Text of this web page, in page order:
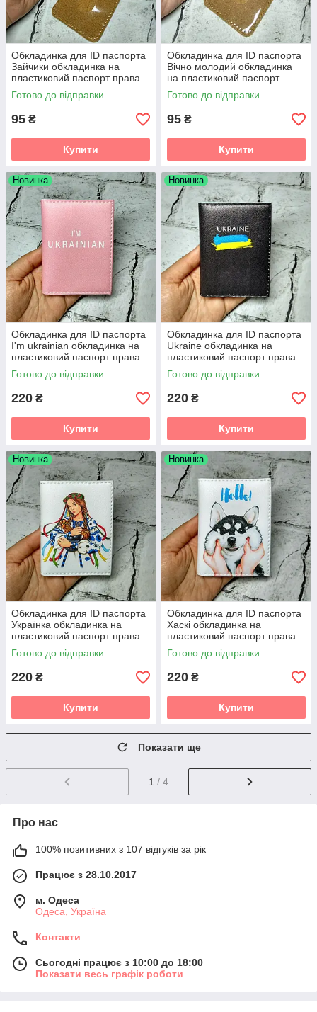
Обкладинка для ID паспорта
Зайчики обкладинка на
пластиковий паспорт права
6,5х9,3 см (E-16)
Готово до відправки
95 ₴
Купити
Обкладинка для ID паспорта
Вічно молодий обкладинка
на пластиковий паспорт
права 6,5х9,3 см (E-03)
Готово до відправки
95 ₴
Купити
Новинка
Обкладинка для ID паспорта
I'm ukrainian обкладинка на
пластиковий паспорт права
Рожева 7,5х10 см (D-112)
Готово до відправки
220 ₴
Купити
Новинка
Обкладинка для ID паспорта
Ukraine обкладинка на
пластиковий паспорт права
Чорна 7,5х10 см (D-118)
Готово до відправки
220 ₴
Купити
Новинка
Обкладинка для ID паспорта
Українка обкладинка на
пластиковий паспорт права
Біла 7,5х10 см (D-119)
Готово до відправки
220 ₴
Купити
Новинка
Обкладинка для ID паспорта
Хаскі обкладинка на
пластиковий паспорт права
Біла 7,5х10см (D-85)
Готово до відправки
220 ₴
Купити
Показати ще
1 / 4
Про нас
100% позитивних з 107 відгуків за рік
Працює з 28.10.2017
м. Одеса
Одеса, Україна
Контакти
Сьогодні працює з 10:00 до 18:00
Показати весь графік роботи